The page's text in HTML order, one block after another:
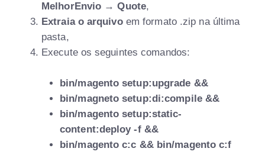
MelhorEnvio →Quote,
Extraia o arquivoem formato .zip na última
pasta,
Execute os seguintes comandos:
bin/magento setup:upgrade &&
bin/magneto setup:di:compile &&
bin/magento setup:static-
content:deploy -f &&
bin/magento c:c && bin/magento c:f